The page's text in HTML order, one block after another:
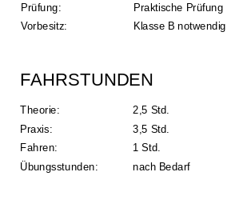
Prüfung:
Praktische Prüfung
Vorbesitz:
Klasse B notwendig
FAHRSTUNDEN
Theorie: 2,5 Std.
Praxis: 3,5 Std.
Fahren: 1 Std.
Übungsstunden: nach Bedarf